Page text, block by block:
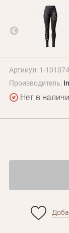
Артикул: 1-101074
Производитель:
Нет в